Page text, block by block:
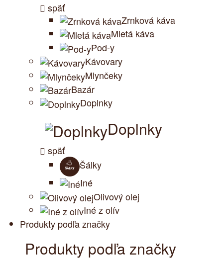
späť
Zrnková káva
Mletá káva
Pod-y
Kávovary
Mlynčeky
Bazár
Doplnky
Doplnky
späť
Šálky
Iné
Olivový olej
Iné z olív
Produkty podľa značky
Produkty podľa značky